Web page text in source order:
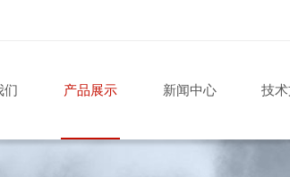
们 产品展示 新闻中心 技